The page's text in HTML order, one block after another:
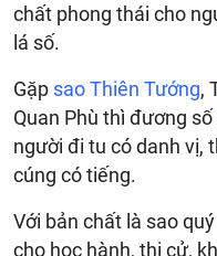
chất phong thái cho
lá số.
Gặp sao Thiên Tướng,
Quan Phù thì đương
người đi tu có danh vị,
cúng có tiếng.
Với bản chất là sao
cho học hành, thi cử,